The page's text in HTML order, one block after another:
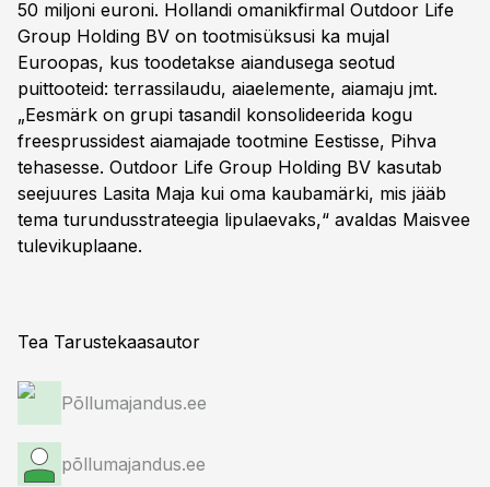
50 miljoni euroni. Hollandi omanikfirmal Outdoor Life
Group Holding BV on tootmisüksusi ka mujal
Euroopas, kus toodetakse aiandusega seotud
puittooteid: terrassilaudu, aiaelemente, aiamaju jmt.
„Eesmärk on grupi tasandil konsolideerida kogu
freesprussidest aiamajade tootmine Eestisse, Pihva
tehasesse. Outdoor Life Group Holding BV kasutab
seejuures Lasita Maja kui oma kaubamärki, mis jääb
tema turundusstrateegia lipulaevaks,“ avaldas Maisvee
tulevikuplaane.
Tea Tarustekaasautor
Põllumajandus.ee
põllumajandus.ee